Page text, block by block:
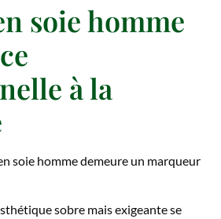
soie homme
à la
soie homme demeure un marqueur
sobre mais exigeante se